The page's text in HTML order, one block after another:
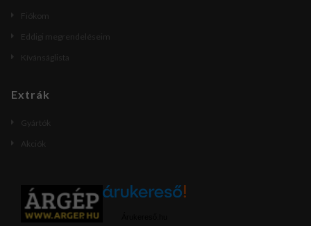
Fiókom
Eddigi megrendeléseim
Kívánságlista
Extrák
Gyártók
Akciók